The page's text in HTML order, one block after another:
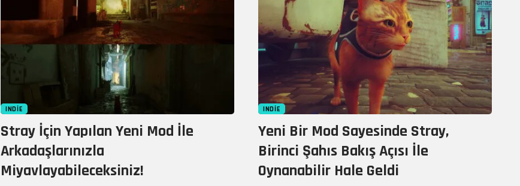
INDIE
Stray İçin Yapılan Yeni Mod İle
Arkadaşlarınızla
Miyavlayabileceksiniz!
INDIE
Yeni Bir Mod Sayesinde Stray,
Birinci Şahıs Bakış Açısı İle
Oynanabilir Hale Geldi